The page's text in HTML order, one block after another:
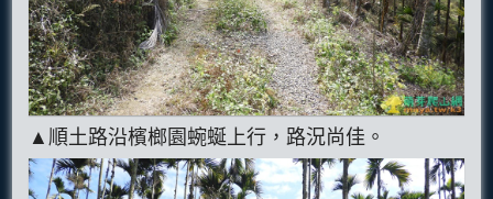
▲順土路沿檳榔園蜿蜒上行，路況尚佳。